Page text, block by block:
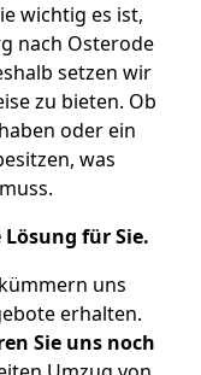
wichtig es ist,
nach Osterode
setzen wir
zu bieten. Ob
oder ein
was
für Sie.
uns
erhalten.
Sie uns noch